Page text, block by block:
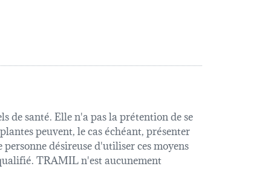
de santé. Elle n'a pas la prétention de se
peuvent, le cas échéant, présenter
désireuse d'utiliser ces moyens
TRAMIL n'est aucunement